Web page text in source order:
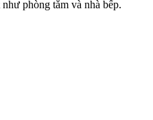
phòng tắm và nhà bếp.